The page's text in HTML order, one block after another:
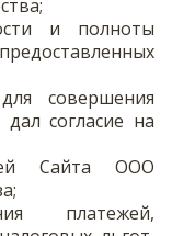
и полноты
совершения
согласие на
Сайта ООО
платежей,